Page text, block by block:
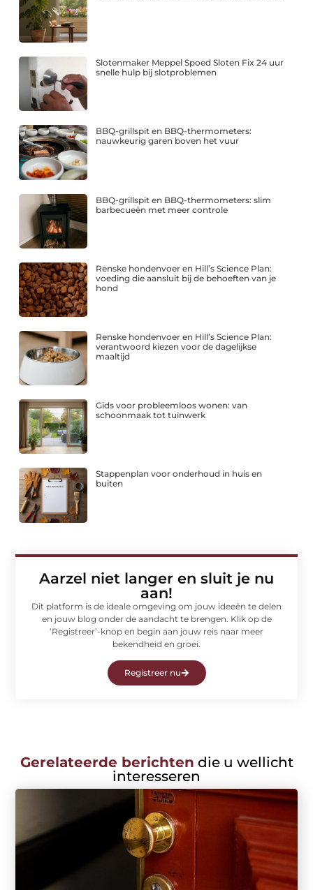
Slotenmaker Meppel Spoed Sloten Fix 24 uur
snelle hulp bij slotproblemen
BBQ-grillspit en BBQ-thermometers:
nauwkeurig garen boven het vuur
BBQ-grillspit en BBQ-thermometers: slim
barbecueën met meer controle
Renske hondenvoer en Hill’s Science Plan:
voeding die aansluit bij de behoeften van je
hond
Renske hondenvoer en Hill’s Science Plan:
verantwoord kiezen voor de dagelijkse
maaltijd
Gids voor probleemloos wonen: van
schoonmaak tot tuinwerk
Stappenplan voor onderhoud in huis en
buiten
Aarzel niet langer en sluit je nu
aan!
Dit platform is de ideale omgeving om jouw ideeën te delen
en jouw blog onder de aandacht te brengen. Klik op de
‘Registreer’-knop en begin aan jouw reis naar meer
bekendheid en groei.
Registreer nu
Gerelateerde berichten die u wellicht
interesseren